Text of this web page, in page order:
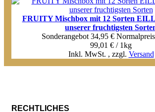
FRUITY Mischbox mit 12 Sorten
unserer fruchtigsten
Sonderangebot 34,95 € Normal­preis
99,01 € / 1kg
Inkl. MwSt. , zzgl. Versand
RECHTLICHES